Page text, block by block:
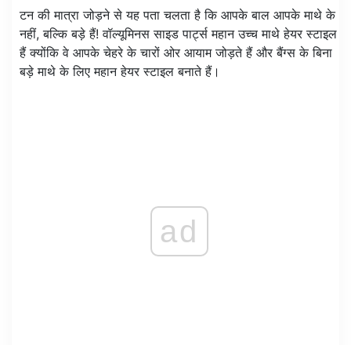
टन की मात्रा जोड़ने से यह पता चलता है कि आपके बाल आपके माथे के
नहीं, बल्कि बड़े हैं! वॉल्यूमिनस साइड पार्ट्स महान उच्च माथे हेयर स्टाइल
हैं क्योंकि वे आपके चेहरे के चारों ओर आयाम जोड़ते हैं और बैंग्स के बिना
बड़े माथे के लिए महान हेयर स्टाइल बनाते हैं।
ad